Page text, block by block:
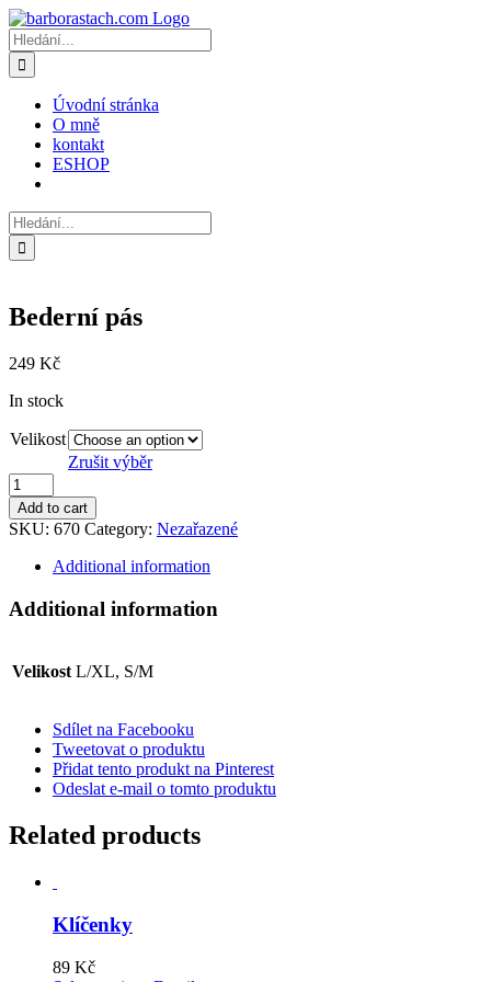
Přeskočit
na
obsah
Hledat:
Úvodní stránka
O mně
kontakt
ESHOP
Hledat:
Bederní pás
249 Kč
In stock
Velikost
Zrušit výběr
Bederní
pás
quantity
Add to cart
SKU: 670 Category: Nezařazené
Additional information
Additional information
Velikost L/XL, S/M
Sdílet na Facebooku
Tweetovat o produktu
Přidat tento produkt na Pinterest
Odeslat e-mail o tomto produktu
Related products
Klíčenky
89 Kč